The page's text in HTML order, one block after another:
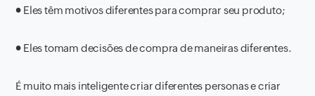
● Eles têm motivos diferentes para comprar seu produto;
● Eles tomam decisões de compra de maneiras diferentes.
É muito mais inteligente criar diferentes personas e criar